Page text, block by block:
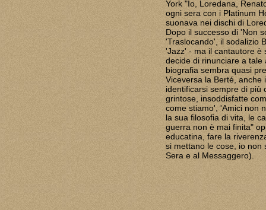
York "Io, Loredana,
ogni sera con i Platinum
suonava nei dischi di
Dopo il successo di 'Non
'Traslocando', il sodalizio
'Jazz' - ma il cantautore è
decide di rinunciare a
biografia sembra quasi
Viceversa la Berté, anche
identificarsi sempre di più
grintose, insoddisfatte
come stiamo', 'Amici non
la sua filosofia di vita, le
guerra non è mai finita"
educatina, fare la
si mettano le cose, io non
Sera e al Messaggero).